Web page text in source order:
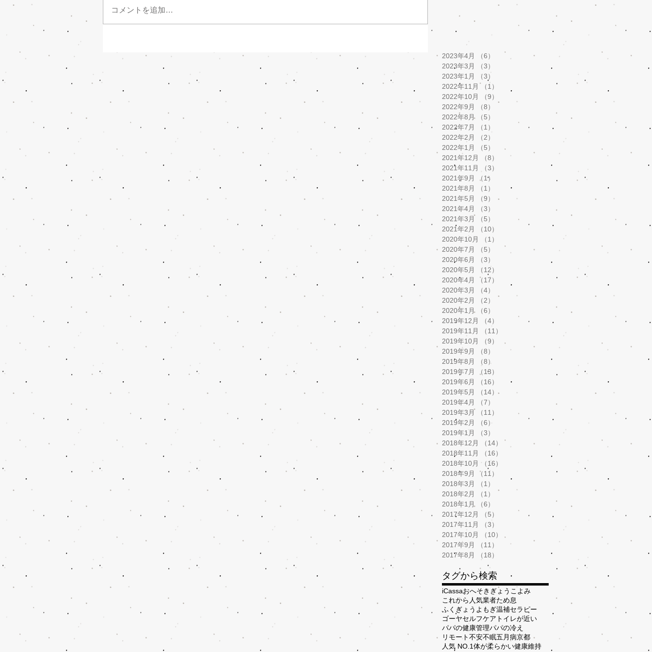
コメントを追加…
2023年4月 （6）
2023年3月
（3）
2023年1月
（3）
2022年11月
（1）
2022年10月
（9）
2022年9月
（8）
2022年8月
（5）
2022年7月
（1）
2022年2月
（2）
2022年1月
（5）
5件の記事
2021年12月
（8）
8件の記事
2021年11月
（3）
2021年9月
（1）
2021年8月
（1）
1件の記事
2021年5月
（9）
9件の記事
2021年4月
（3）
2021年3月
（5）
5件の記事
2021年2月
（10）
2020年10月
（1）
2020年7月
（5）
5件の記事
2020年6月
（3）
2020年5月
（12）
2020年4月
（17）
2020年3月
（4）
2020年2月
（2）
2020年1月
（6）
2019年12月
（4）
4件の記事
2019年11月
（11）
2019年10月
（9）
9件の記事
2019年9月
（8）
8件の記事
2019年8月
（8）
2019年7月
（13）
2019年6月
（16）
16件の記事
2019年5月
（14）14件の記事
2019年4月
（7）
2019年3月
（11）
11件の記事
2019年2月
（6）
2019年1月
（3）
2018年12月
（14）
14件の記事
2018年11月
（16）
2018年10月 （16）
2018年9月
（11）
2018年3月
（1）
2018年2月
（1）
2018年1月
（6）
2017年12月
（5）
5件の記事
2017年11月
（3）
2017年10月
（10）
2017年9月
（11）
11件の記事
2017年8月
（18）
タグから検索
iCassaおへそきぎょう こよみ
これから人気業者ため息
ふくぎょう よもぎ温補セラピー
ゴーヤセルフケア トイレが近い
パパの健康管理パパの冷え
リモート不安不眠五月病京都
人気 NO.1体が柔らかい健康維持